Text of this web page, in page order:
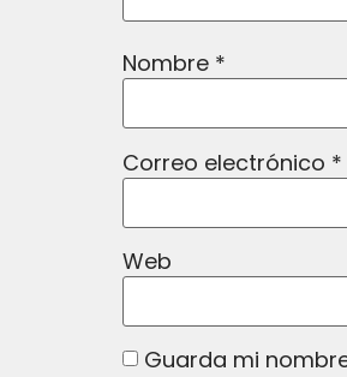
Nombre *
Correo electrónico *
Web
Guarda mi